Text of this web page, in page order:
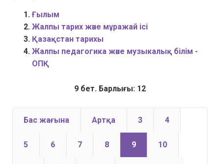
Ғылым
Жалпы тарих және мұражай ісі
Қазақстан тарихы
Жалпы педагогика және музыкалық білім -
ОПҚ
9 бет. Барлығы: 12
Бас жағына Артқа 3 4
5 6 7 8 9 10